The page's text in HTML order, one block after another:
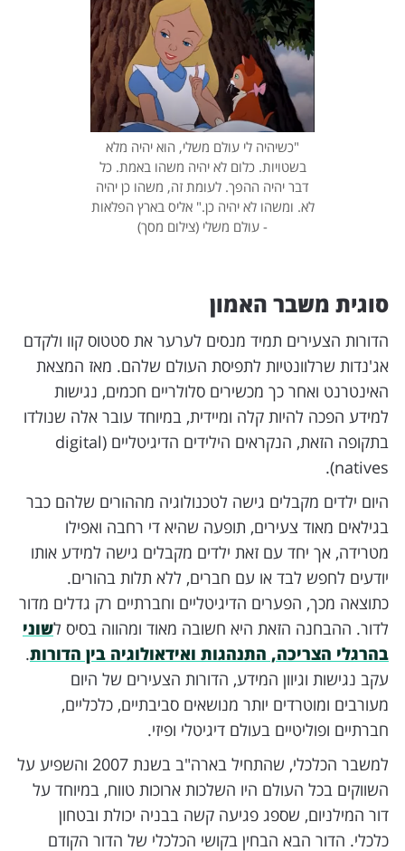
"כשיהיה לי עולם משלי, הוא יהיה מלא
בשטויות. כלום לא יהיה משהו באמת. כל
דבר יהיה ההפך. לעומת זה, משהו כן יהיה
לא. ומשהו לא יהיה כן." אליס בארץ הפלאות
- עולם משלי (צילום מסך)
סוגית משבר האמון
הדורות הצעירים תמיד מנסים לערער את סטטוס קוו ולקדם
אג'נדות שרלוונטיות לתפיסת העולם שלהם. מאז המצאת
האינטרנט ואחר כך מכשירים סלולריים חכמים, נגישות
למידע הפכה להיות קלה ומיידית, במיוחד עובר אלה שנולדו
בתקופה הזאת, הנקראים הילידים הדיגיטליים (digital
natives).
היום ילדים מקבלים גישה לטכנולוגיה מההורים שלהם כבר
בגילאים מאוד צעירים, תופעה שהיא די רחבה ואפילו
מטרידה, אך יחד עם זאת ילדים מקבלים גישה למידע אותו
יודעים לחפש לבד או עם חברים, ללא תלות בהורים.
כתוצאה מכך, הפערים הדיגיטליים וחברתיים רק גדלים מדור
לדור. ההבחנה הזאת היא חשובה מאוד ומהווה בסיס לשוני
בהרגלי הצריכה, התנהגות ואידאולוגיה בין הדורות.
עקב נגישות וגיוון המידע, הדורות הצעירים של היום
מעורבים ומוטרדים יותר מנושאים סביבתיים, כלכליים,
חברתיים ופוליטיים בעולם דיגיטלי ופיזי.
למשבר הכלכלי, שהתחיל בארה"ב בשנת 2007 והשפיע על
השווקים בכל העולם היו השלכות ארוכות טווח, במיוחד על
דור המילניום, שספג פגיעה קשה בבניה יכולת ובטחון
כלכלי. הדור הבא הבחין בקושי הכלכלי של הדור הקודם